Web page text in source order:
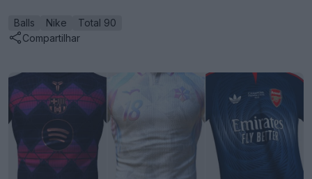
Balls Nike
Total 90
Compartilhar